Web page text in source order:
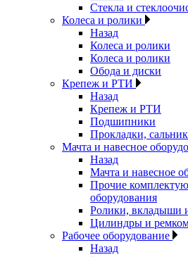
Стекла и
Колеса и ролики
Назад
Колеса и ролики
Колеса и ролики
Обода и диски
Крепеж и РТИ
Назад
Крепеж и РТИ
Подшипники
Прокладки,
Мачта и навесное
Назад
Мачта и навесное
Прочие
оборудования
Ролики, вкладыши
Цилиндры и
Рабочее оборудование
Назад